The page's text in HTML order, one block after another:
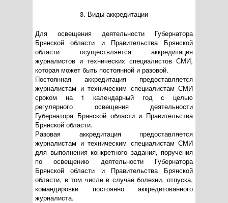
3. Виды аккредитации
Для освещения деятельности Губернатора
Брянской области и Правительства Брянской
области осуществляется аккредитация
журналистов и технических специалистов СМИ,
которая может быть постоянной и разовой.
Постоянная аккредитация предоставляется
журналистам и техническим специалистам СМИ
сроком на 1 календарный год с целью
регулярного освещения деятельности
Губернатора Брянской области и Правительства
Брянской области.
Разовая аккредитация предоставляется
журналистам и техническим специалистам СМИ
для выполнения конкретного задания, поручения
по освещению деятельности Губернатора
Брянской области и Правительства Брянской
области, в том числе в случае болезни, отпуска,
командировки постоянно аккредитованного
журналиста.